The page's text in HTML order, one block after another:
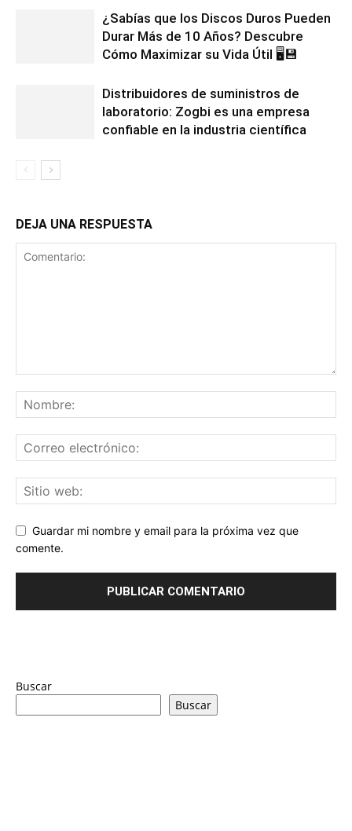
¿Sabías que los Discos Duros Pueden
Durar Más de 10 Años? Descubre
Cómo Maximizar su Vida Útil 🖥️💾
Distribuidores de suministros de
laboratorio: Zogbi es una empresa
confiable en la industria científica
DEJA UNA RESPUESTA
Guardar mi nombre y email para la próxima vez que
comente.
Buscar
Buscar